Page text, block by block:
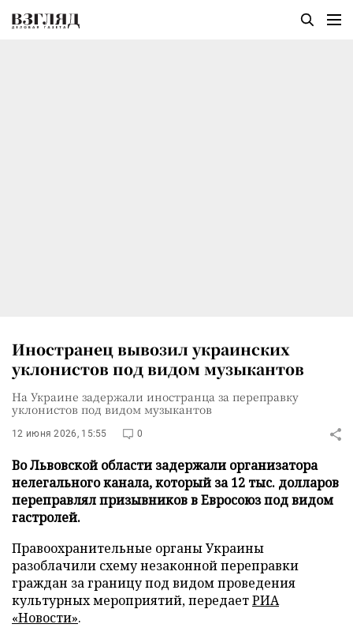
Иностранец вывозил украинских
уклонистов под видом музыкантов
На Украине задержали иностранца за переправку
уклонистов под видом музыкантов
12 июня 2026, 15:55 0
Во Львовской области задержали организатора
нелегального канала, который за 12 тыс. долларов
переправлял призывников в Евросоюз под видом
гастролей.
Правоохранительные органы Украины
разоблачили схему незаконной переправки
граждан за границу под видом проведения
культурных мероприятий, передаетРИА
«Новости».